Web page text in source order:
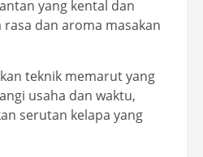
yang kental dan
dan aroma masakan
teknik memarut yang
usaha dan waktu,
serutan kelapa yang